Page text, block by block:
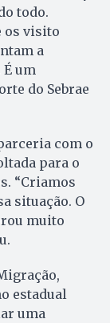
todo.
os visito
a
um
do Sebrae
com o
para o
“Criamos
situação. O
muito
estadual
uma